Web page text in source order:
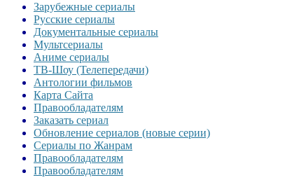
Зарубежные сериалы
Русские сериалы
Документальные сериалы
Мультсериалы
Аниме сериалы
ТВ-Шоу (Телепередачи)
Антологии фильмов
Карта Сайта
Правообладателям
Заказать сериал
Обновление сериалов (новые серии)
Сериалы по Жанрам
Правообладателям
Правообладателям